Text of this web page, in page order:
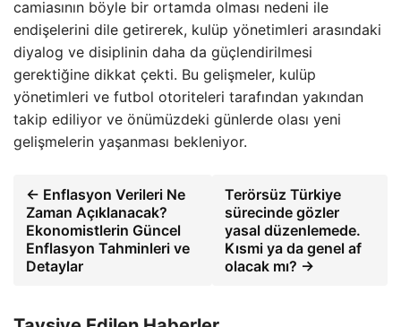
camiasının böyle bir ortamda olması nedeni ile
endişelerini dile getirerek, kulüp yönetimleri arasındaki
diyalog ve disiplinin daha da güçlendirilmesi
gerektiğine dikkat çekti. Bu gelişmeler, kulüp
yönetimleri ve futbol otoriteleri tarafından yakından
takip ediliyor ve önümüzdeki günlerde olası yeni
gelişmelerin yaşanması bekleniyor.
← Enflasyon Verileri Ne
Zaman Açıklanacak?
Ekonomistlerin Güncel
Enflasyon Tahminleri ve
Detaylar
Terörsüz Türkiye
sürecinde gözler
yasal düzenlemede.
Kısmi ya da genel af
olacak mı? →